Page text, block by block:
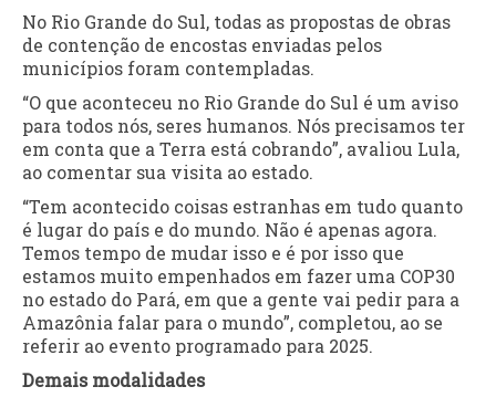
No Rio Grande do Sul, todas as propostas de obras
de contenção de encostas enviadas pelos
municípios foram contempladas.
“O que aconteceu no Rio Grande do Sul é um aviso
para todos nós, seres humanos. Nós precisamos ter
em conta que a Terra está cobrando”, avaliou Lula,
ao comentar sua visita ao estado.
“Tem acontecido coisas estranhas em tudo quanto
é lugar do país e do mundo. Não é apenas agora.
Temos tempo de mudar isso e é por isso que
estamos muito empenhados em fazer uma COP30
no estado do Pará, em que a gente vai pedir para a
Amazônia falar para o mundo”, completou, ao se
referir ao evento programado para 2025.
Demais modalidades